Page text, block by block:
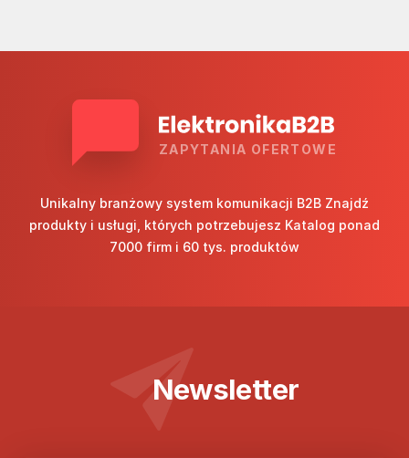
ZAPYTANIA OFERTOWE
Unikalny branżowy system komunikacji B2B Znajdź
produkty i usługi, których potrzebujesz Katalog ponad
7000 firm i 60 tys. produktów
Newsletter